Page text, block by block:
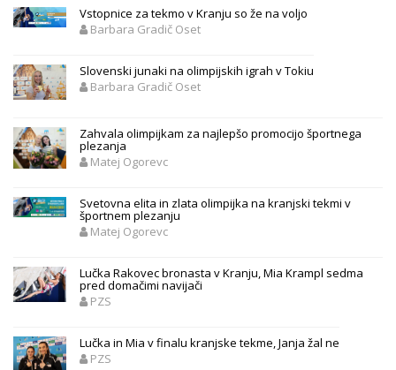
Vstopnice za tekmo v Kranju so že na voljo
Barbara Gradič Oset
Slovenski junaki na olimpijskih igrah v Tokiu
Barbara Gradič Oset
Zahvala olimpijkam za najlepšo promocijo športnega
plezanja
Matej Ogorevc
Svetovna elita in zlata olimpijka na kranjski tekmi v
športnem plezanju
Matej Ogorevc
Lučka Rakovec bronasta v Kranju, Mia Krampl sedma
pred domačimi navijači
PZS
Lučka in Mia v finalu kranjske tekme, Janja žal ne
PZS